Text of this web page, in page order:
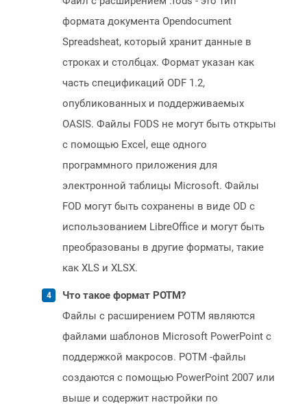
формата документа Opendocument
Spreadsheat, который хранит данные в
строках и столбцах. Формат указан как
часть спецификаций ODF 1.2,
опубликованных и поддерживаемых
OASIS. Файлы FODS не могут быть открыты
с помощью Excel, еще одного
программного приложения для
электронной таблицы Microsoft. Файлы
FOD могут быть сохранены в виде OD с
использованием LibreOffice и могут быть
преобразованы в другие форматы, такие
как XLS и XLSX.
Что такое формат POTM?
Файлы с расширением POTM являются
файлами шаблонов Microsoft PowerPoint с
поддержкой макросов. POTM -файлы
создаются с помощью PowerPoint 2007 или
выше и содержит настройки по